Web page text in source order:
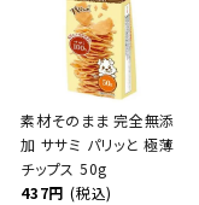
素材そのまま 完全無添
加 ササミ パリッと 極薄
チップス 50g
437円 (税込)